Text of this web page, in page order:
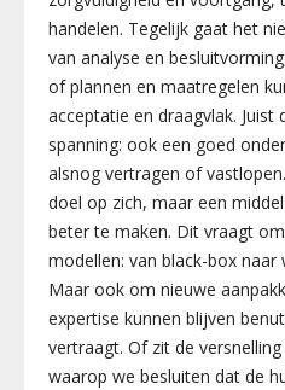
handelen. Tegelijk gaat het
van analyse en
of plannen en maatregelen
acceptatie en draagvlak. Juist
spanning: ook een goed
alsnog vertragen of vastlopen.
doel op zich, maar een
beter te maken. Dit vraagt
modellen: van black-box naar
Maar ook om nieuwe
expertise kunnen blijven
vertraagt. Of zit de
waarop we besluiten dat de